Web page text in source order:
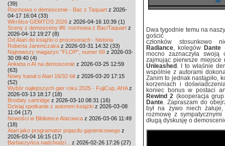
(39)
Rozmowa o demoscenie - Bac z Taquart z 2026-
04-17 16:04 (33)
Wkrótce GEMTOS 2026 z 2026-04-16 10:39 (1)
Sceny z demosceny #6: rozmowa z Bac/Taquart z
2026-04-12 19:27 (8)
Od Atari do książki o procesorach - historia
Roberta Jaremczaka z 2026-03-31 14:32 (33)
Najnowszy magazyn "FLOP", numer 69 z 2026-03-
30 09:40 (4)
Ankieta o AI na demoscenie z 2026-03-25 12:59
(63)
Nowy kanał o Atari 16/32-bit z 2026-03-20 17:15
(52)
Wybór najlepszych gier roku 2025 - FujiCup, AHAz
2026-03-13 18:17 (18)
Brodaty cartridge z 2026-03-10 08:31 (16)
Dzisiaj spotkanie z autorem książki z 2026-03-08
11:04 (17)
Nowości w Bibliotece Atarowca z 2026-03-06 11:49
(18)
Atari jako programator pojazdu gąsienicowego z
2026-03-04 16:15 (17)
Barbarzyńca nadchodzi...
z 2026-02-26 17:26 (27)
Dwa tygodnie temu na
gościć
członków stosunkowo
Radiance , kolegów Dante
mocno zaznaczyła swoją
zajmując pierwsze miejsce
Unleashed
. I to właśnie
wspólnie z autorami
Zanim to jednak nastąpiło,
korzeniach i
koniec bonus w postaci
Rewind 2 (kooperacja
Dante . Zapraszam do
był na żywo niech
rozmowę z
długą dyskusję o